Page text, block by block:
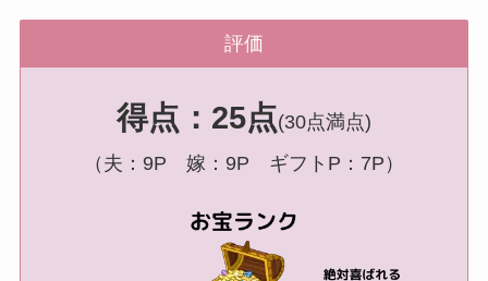
評価
得点：25点(30点満点)
（夫：9P 嫁：9P ギフトP：7P）